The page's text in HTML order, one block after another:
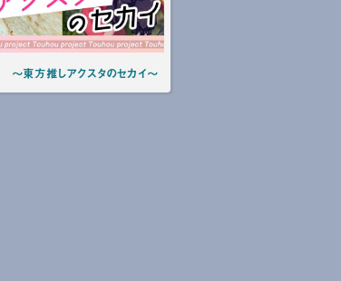
～東方推しアクスタのセカイ～